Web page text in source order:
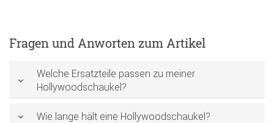
Fragen und Anworten zum Artikel
Welche Ersatzteile passen zu meiner
Hollywoodschaukel?
Wie lange hält eine Hollywoodschaukel?